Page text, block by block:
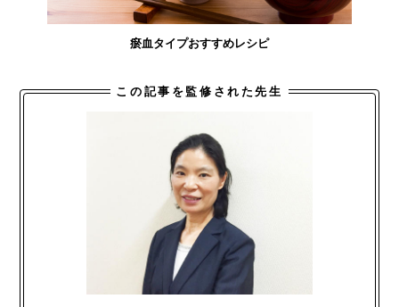
瘀血タイプおすすめレシピ
この記事を監修された先生